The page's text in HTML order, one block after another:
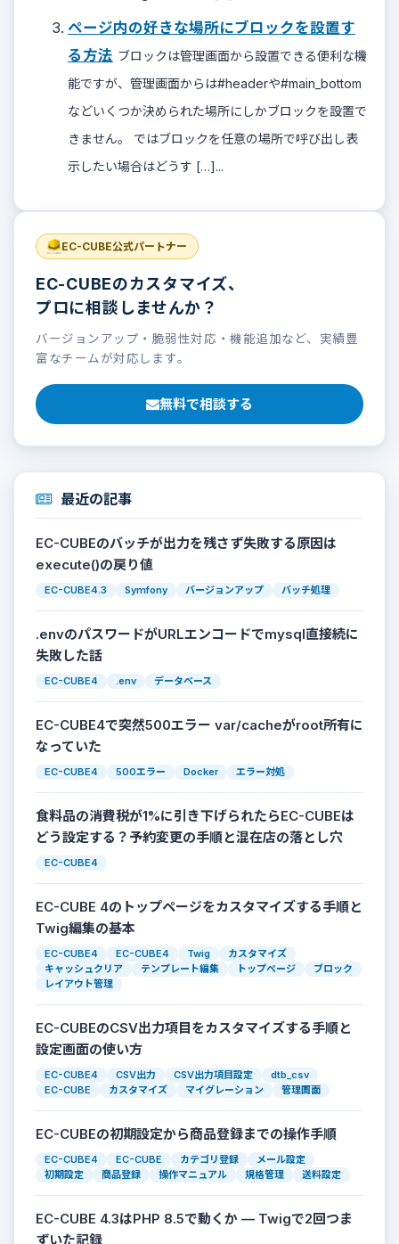
ページ内の好きな場所にブロックを設置す
る方法 ブロックは管理画面から設置できる便利な機
能ですが、管理画面からは#headerや#main_bottom
などいくつか決められた場所にしかブロックを設置で
きません。 ではブロックを任意の場所で呼び出し表
示したい場合はどうす […]...
EC-CUBE公式パートナー
EC-CUBEのカスタマイズ、
プロに相談しませんか？
バージョンアップ・脆弱性対応・機能追加など、実績豊
富なチームが対応します。
無料で相談する
最近の記事
EC-CUBEのバッチが出力を残さず失敗する原因は
execute()の戻り値
EC-CUBE4.3 Symfony バージョンアップ バッチ処理
.envのパスワードがURLエンコードでmysql直接続に
失敗した話
EC-CUBE4 .env データベース
EC-CUBE4で突然500エラー var/cacheがroot所有に
なっていた
EC-CUBE4 500エラー Docker エラー対処
食料品の消費税が1%に引き下げられたらEC-CUBEは
どう設定する？予約変更の手順と混在店の落とし穴
EC-CUBE4
EC-CUBE 4のトップページをカスタマイズする手順と
Twig編集の基本
EC-CUBE4 EC-CUBE4 Twig
カスタマイズ
キャッシュクリア
テンプレート編集 トップページ
ブロック
レイアウト管理
EC-CUBEのCSV出力項目をカスタマイズする手順と
設定画面の使い方
EC-CUBE4 CSV出力 CSV出力項目設定
dtb_csv
EC-CUBE
カスタマイズ マイグレーション 管理画面
EC-CUBEの初期設定から商品登録までの操作手順
EC-CUBE4 EC-CUBE カテゴリ登録
メール設定
初期設定
商品登録 操作マニュアル 規格管理 送料設定
EC-CUBE 4.3はPHP 8.5で動くか — Twigで2回つま
ずいた記録